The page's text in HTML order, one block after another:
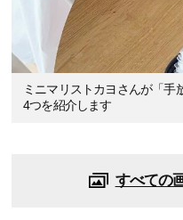
ミニマリストカヨさんが「手
4つを紹介します
すべての